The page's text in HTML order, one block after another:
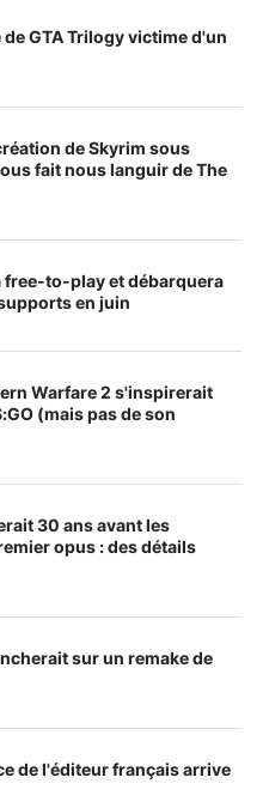
de GTA Trilogy victime d'un
de Skyrim sous
fait nous languir de The
free-to-play et débarquera
en juin
Warfare 2 s'inspirerait
(mais pas de son
30 ans avant les
opus : des détails
sur un remake de
de l'éditeur français arrive